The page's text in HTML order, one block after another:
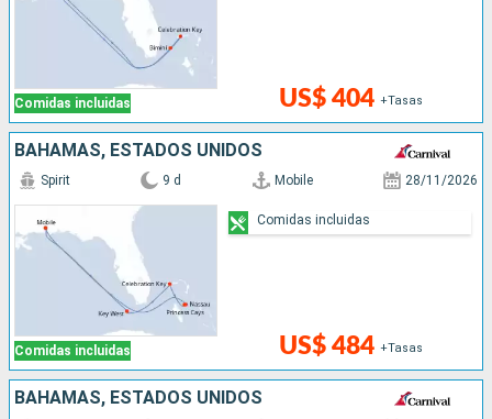
Comidas incluidas US$ 404 +Tasas
BAHAMAS, ESTADOS UNIDOS
Comidas incluidas
Spirit 9 d Mobile 28/11/2026
US$ 484 +Tasas
Comidas incluidas
BAHAMAS, ESTADOS UNIDOS